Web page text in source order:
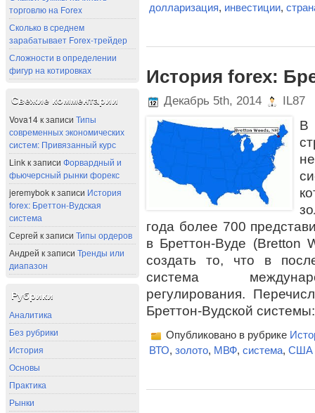
торговлю на Forex
Сколько в среднем
зарабатывает Forex-трейдер
Сложности в определении
фигур на котировках
Свежие комментарии
Vova14к записи Типы
современных экономических
систем: Привязанный курс
Linkк записи Форвардный и
фьючерсный рынки форекс
jeremybokк записи История
forex: Бреттон-Вудская
система
Сергей к записи Типы ордеров
Андрей к записи Тренды или
диапазон
Рубрики
Аналитика
Без рубрики
История
Основы
Практика
Рынки
долларизация, инвестиции,
История forex:
Декабрь 5th, 2014 IL87
В
года более 700
в Бреттон-Вуде (Bretton
создать то, что в
система
регулирования.
Бреттон-Вудской
Опубликовано в рубрике
ВТО, золото, МВФ, система, США